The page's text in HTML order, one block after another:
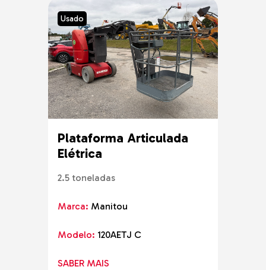
Usado
Plataforma Articulada
Elétrica
2.5 toneladas
Marca: Manitou
Modelo: 120AETJ C
SABER MAIS